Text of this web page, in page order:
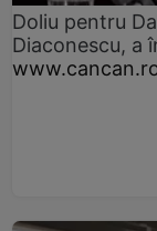
Doliu pentru
Diaconescu, a